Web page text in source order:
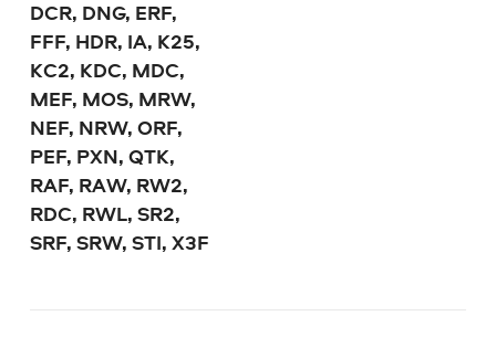
DCR, DNG, ERF,
FFF, HDR, IA, K25,
KC2, KDC, MDC,
MEF, MOS, MRW,
NEF, NRW, ORF,
PEF, PXN, QTK,
RAF, RAW, RW2,
RDC, RWL, SR2,
SRF, SRW, STI, X3F